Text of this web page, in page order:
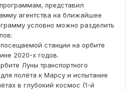
представил
агентства на ближайшее
условно можно разделить
станции на орбите
2020-х годов.
Луны транспортного
полёта к Марсу и испытание
в глубокий космос (1-й